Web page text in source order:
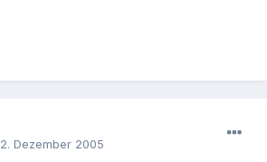
2. Dezember 2005